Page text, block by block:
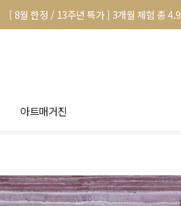
[ 8월 한정 / 13주년 특가 ] 3개월 체험 총
아트매거진
미술 이야기
아트 딕셔너리